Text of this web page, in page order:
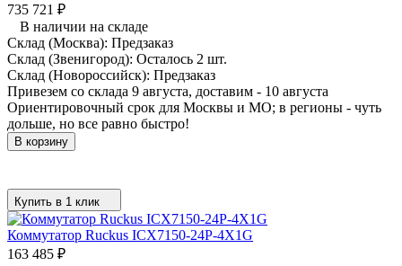
735 721 ₽
В наличии на складе
Склад (Москва): Предзаказ
Склад (Звенигород): Осталось 2 шт.
Склад (Новороссийск): Предзаказ
Привезем со склада 9 августа, доставим - 10 августа
Ориентировочный срок для Москвы и МО; в регионы - чуть
дольше, но все равно быстро!
В корзину
Купить в 1 клик
Коммутатор Ruckus ICX7150-24P-4X1G
163 485 ₽